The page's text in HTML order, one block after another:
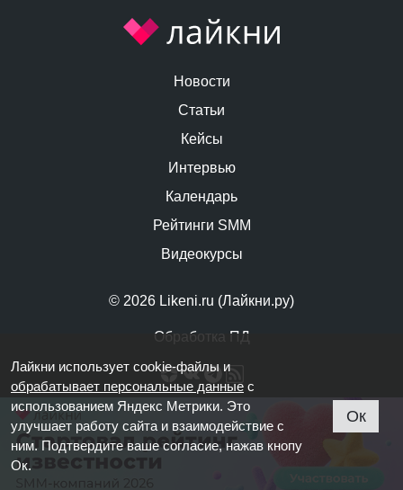
© 2026 Likeni.ru (Лайкни.ру)
Обработка ПД
Новости
Статьи
Кейсы
Интервью
Календарь
Рейтинги SMM
Видеокурсы
Лайкни использует cookie-файлы и
обрабатывает персональные данные с
использованием Яндекс Метрики. Это
улучшает работу сайта и взаимодействие с
ним. Подтвердите ваше согласие, нажав кнопу
Ок.
Ок